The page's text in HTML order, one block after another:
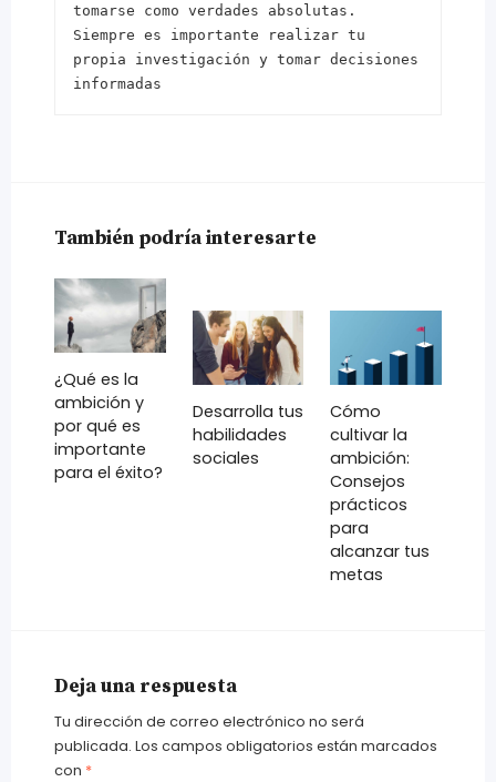
tomarse como verdades absolutas.
Siempre es importante realizar tu
propia investigación y tomar decisiones
informadas
También podría interesarte
¿Qué es la
ambición y
por qué es
importante
para el éxito?
Desarrolla tus
habilidades
sociales
Cómo
cultivar la
ambición:
Consejos
prácticos
para
alcanzar tus
metas
Deja una respuesta
Tu dirección de correo electrónico no será
publicada. Los campos obligatorios están marcados
con *